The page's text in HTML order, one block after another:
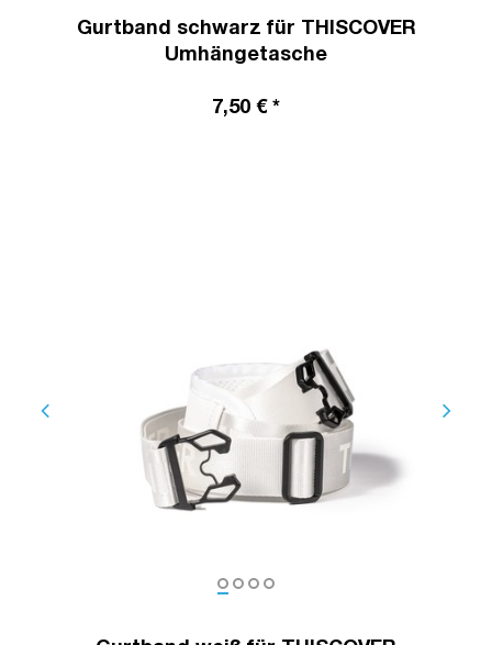
Gurtband schwarz für THISCOVER
Umhängetasche
7,50 € *